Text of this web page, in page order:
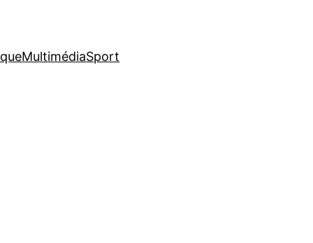
MultimédiaSport